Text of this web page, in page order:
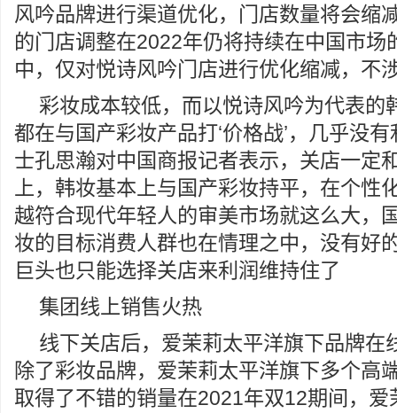
风吟品牌进行渠道优化，门店数量将会缩
的门店调整在2022年仍将持续在中国市场
中，仅对悦诗风吟门店进行优化缩减，不
彩妆成本较低，而以悦诗风吟为代表的
都在与国产彩妆产品打‘价格战’，几乎没
士孔思瀚对中国商报记者表示，关店一定
上，韩妆基本上与国产彩妆持平，在个性
越符合现代年轻人的审美市场就这么大，
妆的目标消费人群也在情理之中，没有好
巨头也只能选择关店来利润维持住了
集团线上销售火热
线下关店后，爱茉莉太平洋旗下品牌在
除了彩妆品牌，爱茉莉太平洋旗下多个高
取得了不错的销量在2021年双12期间，